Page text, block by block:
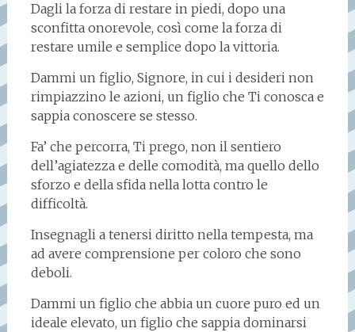
Dagli la forza di restare in piedi, dopo una
sconfitta onorevole, così come la forza di
restare umile e semplice dopo la vittoria.
Dammi un figlio, Signore, in cui i desideri non
rimpiazzino le azioni, un figlio che Ti conosca e
sappia conoscere se stesso.
Fa’ che percorra, Ti prego, non il sentiero
dell’agiatezza e delle comodità, ma quello dello
sforzo e della sfida nella lotta contro le
difficoltà.
Insegnagli a tenersi diritto nella tempesta, ma
ad avere comprensione per coloro che sono
deboli.
Dammi un figlio che abbia un cuore puro ed un
ideale elevato, un figlio che sappia dominarsi